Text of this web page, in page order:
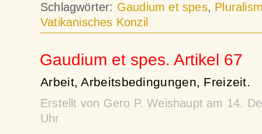
Schlagwörter: Gaudium et spes,
Vatikanisches Konzil
Gaudium et spes. Artikel 67
Arbeit, Arbeitsbedingungen, Freizeit.
Erstellt von Gero P. Weishaupt am 14.
Uhr